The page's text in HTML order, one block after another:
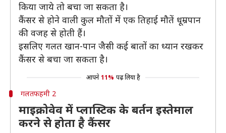
किया जाये तो बचा जा सकता है।
कैंसर से होने वाली कुल मौतों में एक तिहाई मौतें धूम्रपान
की वजह से होती हैं।
इसलिए गलत खान-पान जैसी कई बातों का ध्यान रखकर
कैंसर से बचा जा सकता है।
आपने 11% पढ़ लिया है
गलतफहमी 2
माइक्रोवेव में प्लास्टिक के बर्तन इस्तेमाल
करने से होता है कैंसर